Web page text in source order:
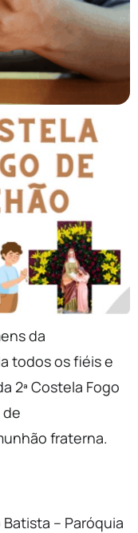
da
todos os fiéis e
2ª Costela Fogo
fraterna.
– Paróquia